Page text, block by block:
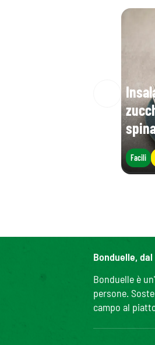
Facili
Bonduelle, dal
Bonduelle è
persone.
campo al